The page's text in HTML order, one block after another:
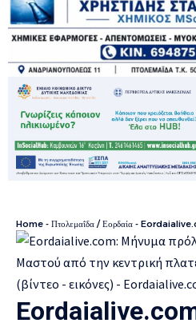
Home - Πτολεμαΐδα / Εορδαία - Eordaialive.com: Μήνυμα πρόληψης